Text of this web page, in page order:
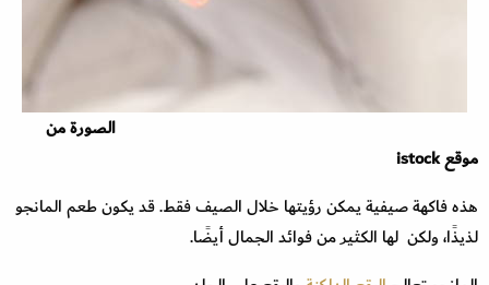
الصورة من
موقع istock
هذه فاكهة صيفية يمكن رؤيتها خلال الصيف فقط. قد يكون طعم المانجو
لذيذًا، ولكن لها الكثير من فوائد الجمال أيضًا.